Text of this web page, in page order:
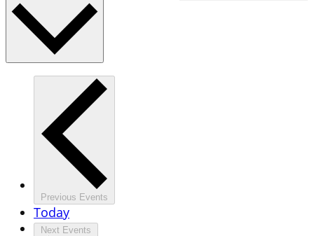
Previous Events
Today
Next Events